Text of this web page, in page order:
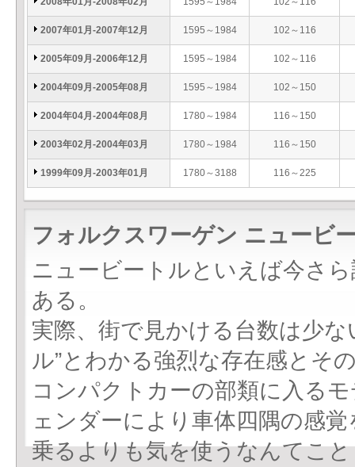
2007年01月-2007年12月 1595～1984 102～116
2005年09月-2006年12月 1595～1984 102～116
2004年09月-2005年08月 1595～1984 102～150
2004年04月-2004年08月 1780～1984 116～150
2003年02月-2004年03月 1780～1984 116～150
1999年09月-2003年01月 1780～3188 116～225
フォルクスワーゲン ニュービ
ニュービートルといえば今さ
ある。
実際、街で見かける台数は少
ル”とわかる強烈な存在感とそ
コンパクトカーの部類に入る
ェンダーにより車体四隅の感
乗るよりも気を使うなんてこ